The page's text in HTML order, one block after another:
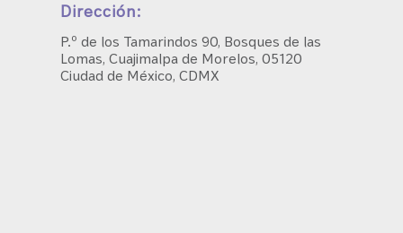
Dirección:
P.º de los Tamarindos 90, Bosques de las
Lomas, Cuajimalpa de Morelos, 05120
Ciudad de México, CDMX